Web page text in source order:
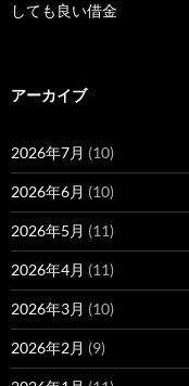
しても良い借金
アーカイブ
2026年7月 (10)
2026年6月 (10)
2026年5月 (11)
2026年4月 (11)
2026年3月 (10)
2026年2月 (9)